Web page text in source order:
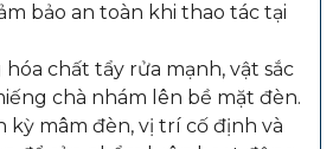
bảo an toàn khi thao tác tại
chất tẩy rửa mạnh, vật sắc
chà nhám lên bề mặt đèn.
kỳ mâm đèn, vị trí cố định và